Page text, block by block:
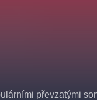
převzatými